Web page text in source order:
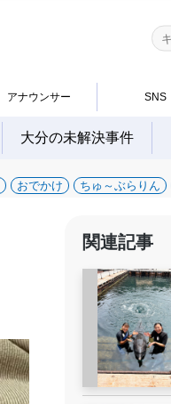
アナウンサー SNS
大分の未解決事件
おでかけ ちゅ～ぶらりん
関連記事